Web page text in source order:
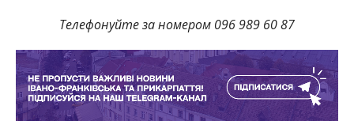
Телефонуйте за номером 096 989 60 87